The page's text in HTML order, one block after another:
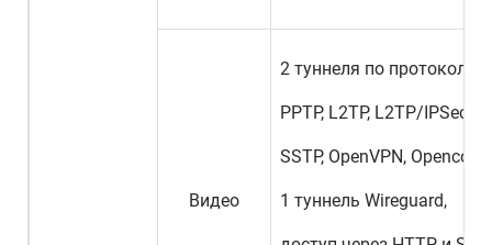
Видео
2 туннеля по
PPTP, L2TP, L2TP/IPSec,
SSTP, OpenVPN,
1 туннель Wireguard,